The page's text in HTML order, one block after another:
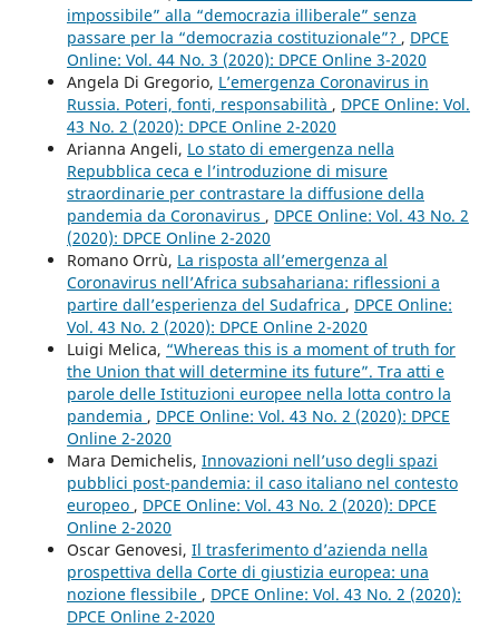
impossibile” alla “democrazia illiberale” senza
passare per la “democrazia costituzionale”? , DPCE
Online: Vol. 44 No. 3 (2020): DPCE Online 3-2020
Angela Di Gregorio, L’emergenza Coronavirus in
Russia. Poteri, fonti, responsabilità , DPCE Online: Vol.
43 No. 2 (2020): DPCE Online 2-2020
Arianna Angeli, Lo stato di emergenza nella
Repubblica ceca e l’introduzione di misure
straordinarie per contrastare la diffusione della
pandemia da Coronavirus , DPCE Online: Vol. 43 No. 2
(2020): DPCE Online 2-2020
Romano Orrù, La risposta all’emergenza al
Coronavirus nell’Africa subsahariana: riflessioni a
partire dall’esperienza del Sudafrica , DPCE Online:
Vol. 43 No. 2 (2020): DPCE Online 2-2020
Luigi Melica, “Whereas this is a moment of truth for
the Union that will determine its future”. Tra atti e
parole delle Istituzioni europee nella lotta contro la
pandemia , DPCE Online: Vol. 43 No. 2 (2020): DPCE
Online 2-2020
Mara Demichelis, Innovazioni nell’uso degli spazi
pubblici post-pandemia: il caso italiano nel contesto
europeo , DPCE Online: Vol. 43 No. 2 (2020): DPCE
Online 2-2020
Oscar Genovesi, Il trasferimento d’azienda nella
prospettiva della Corte di giustizia europea: una
nozione flessibile , DPCE Online: Vol. 43 No. 2 (2020):
DPCE Online 2-2020